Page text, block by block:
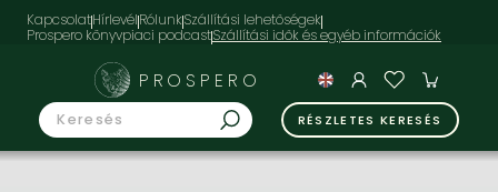
KapcsolatHírlevélRólunkSzállítási lehetőségek
Prospero könyvpiaci podcast
PROSPERO
RÉSZLETES KERESÉS